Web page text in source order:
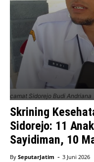
camat Sidorejo Budi Andriana
Skrining
Sidorejo: 11
Sayidiman, 10
By SeputarJatim - 3 Juni 2026